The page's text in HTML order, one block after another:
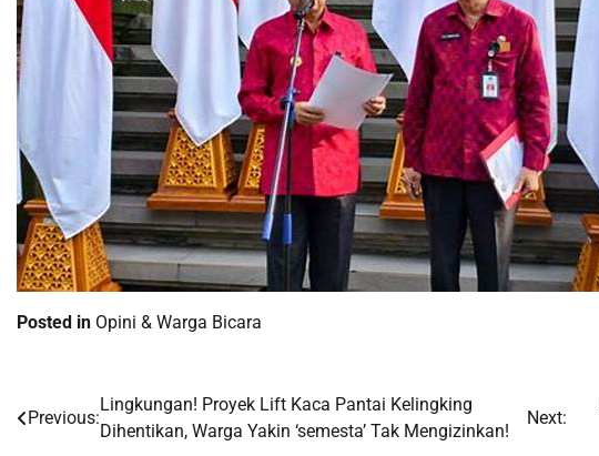
Posted in Opini & Warga Bicara
Post
Previous:
Lingkungan! Proyek Lift Kaca Pantai Kelingking
Dihentikan, Warga Yakin ‘semesta’ Tak Mengizinkan!
Next: